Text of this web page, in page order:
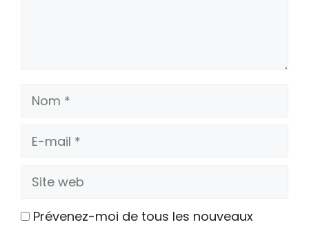
Nom
E-
Site
Prévenez-moi de tous les nouveaux